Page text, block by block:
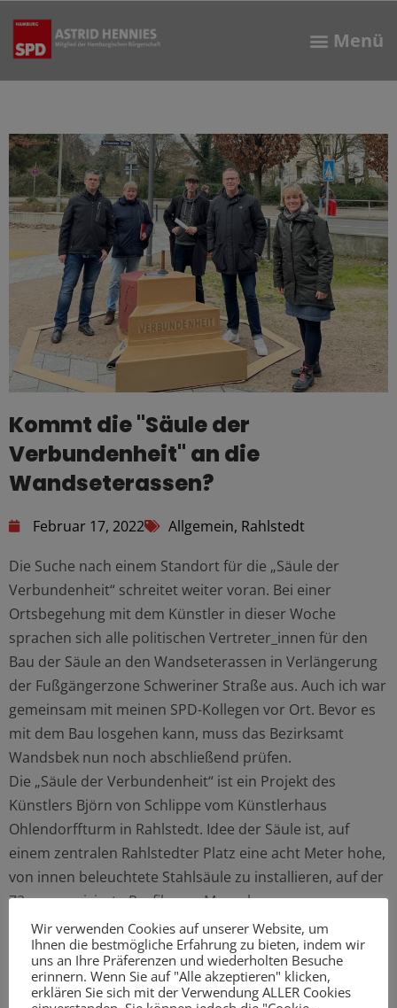
Kommt die "Säule der
Verbundenheit" an die
Wandseterassen?
Februar 17, 2022 Allgemein, Rahlstedt
Die Suche nach einem Standort für die „Säule der
Verbundenheit“ schreitet weiter voran. Bei einer
Ortsbegehung mit dem Künstler in dieser Woche
sprachen sich alle politischen Vertreter_innen für den
Bau der Säule an den Wandseterassen in Verlängerung
der Fußgängerzone Schweriner Straße aus. Auch ich war
gemeinsam mit meinen SPD-Kollegen vor Ort. Bevor es
mit dem Bau losgehen kann, muss das Bezirksamt
Wandsbek nun noch abschließend prüfen.
Die „Säule der Verbundenheit“ ist ein Projekt des
Künstlers Björn von Schlippe vom Künstlerhaus
Ohlendorffturm in Rahlstedt. Idee der Säule ist, auf
einem zentralen Rahlstedter Platz eine acht Meter hohe,
von innen beleuchtete Stahlsäule zu installieren, auf der
72 anonymisierte Profile von Menschen aus unserem
Stadtteil zu sehen sind. Diese „Schattenriss-Profile“ – die
mittlerweile fast alle fertiggestellt sind – sollen einen
Querschnitt der Gesellschaft abbilden. Am Fuße der
Säule soll Platz zum Sitzen, Treffen und
Wir verwenden Cookies auf unserer Website, um
Ihnen die bestmögliche Erfahrung zu bieten, indem wir
uns an Ihre Präferenzen und wiederholten Besuche
erinnern. Wenn Sie auf "Alle akzeptieren" klicken,
erklären Sie sich mit der Verwendung ALLER Cookies